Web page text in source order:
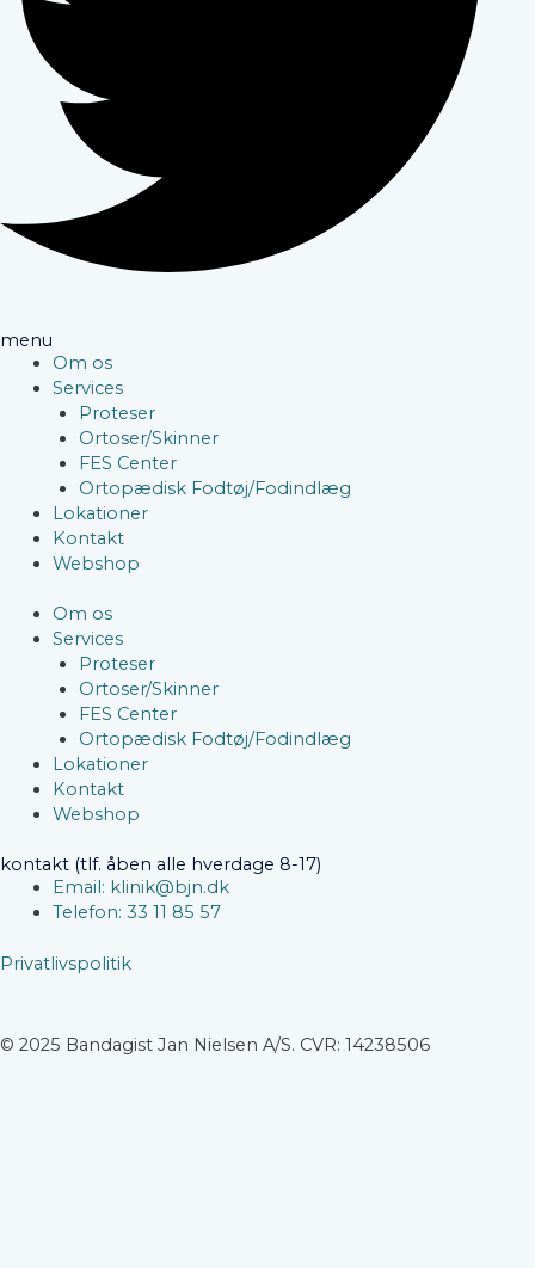
menu
Om os
Services
Proteser
Ortoser/Skinner
FES Center
Ortopædisk Fodtøj/Fodindlæg
Lokationer
Kontakt
Webshop
Om os
Services
Proteser
Ortoser/Skinner
FES Center
Ortopædisk Fodtøj/Fodindlæg
Lokationer
Kontakt
Webshop
kontakt (tlf. åben alle hverdage 8-17)
Email: klinik@bjn.dk
Telefon: 33 11 85 57
Privatlivspolitik
© 2025 Bandagist Jan Nielsen A/S. CVR: 14238506